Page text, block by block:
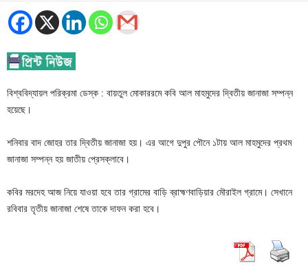
বিশ্ববিদ্যায়ল পরিক্রমা ডেস্ক : বায়তুল মোকাররমে কবি আল মাহমুদের দ্বিতীয় জানাজা সম্পন্ন
হয়েছে।
শনিবার বাদ জোহর তার দ্বিতীয় জানাজা হয়। এর আগে দুপুর পৌনে ১টায় আল মাহমুদের প্রথম
জানাজা সম্পন্ন হয় জাতীয় প্রেসক্লাবে।
কবির মরদেহ আজ নিয়ে যাওয়া হবে তার গ্রামের বাড়ি ব্রাহ্মণবাড়িয়ার মৌরাইল গ্রামে। সেখানে
রবিবার তৃতীয় জানাজা শেষে তাকে দাফন করা হবে।